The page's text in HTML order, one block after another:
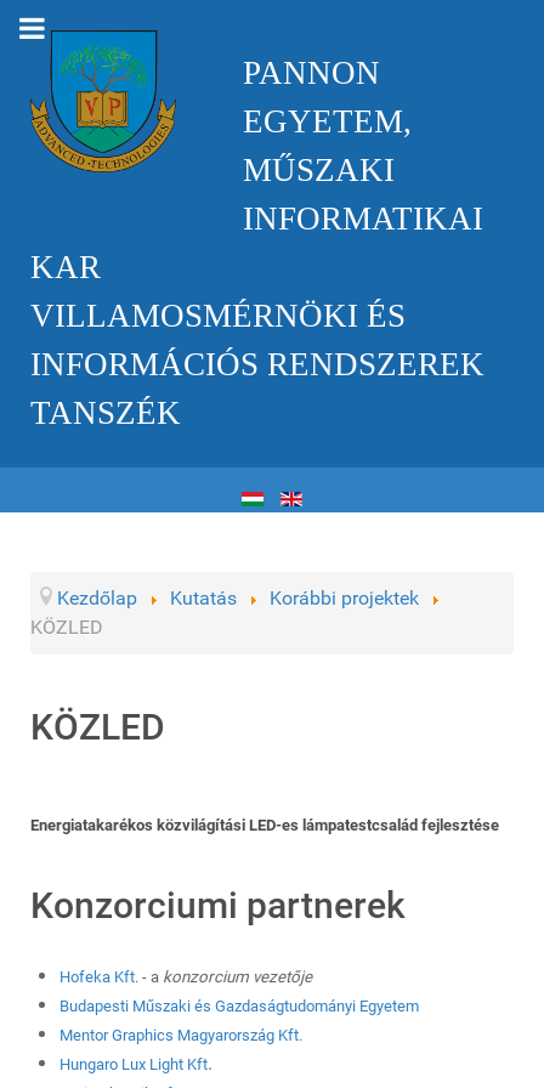
PANNON
EGYETEM,
MŰSZAKI
INFORMATIKAI
KAR
VILLAMOSMÉRNÖKI ÉS
INFORMÁCIÓS RENDSZEREK
TANSZÉK
Kezdőlap Kutatás
Korábbi projektek
KÖZLED
KÖZLED
Energiatakarékos közvilágítási LED-es lámpatestcsalád fejlesztése
Konzorciumi partnerek
Hofeka Kft. - a konzorcium vezetője
Budapesti Műszaki és Gazdaságtudományi Egyetem
Mentor Graphics Magyarország Kft.
Hungaro Lux Light Kft.